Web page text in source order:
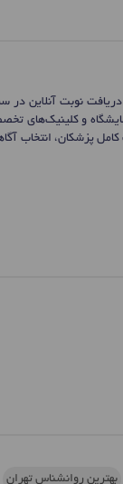
نوبت آنلاین
و کلینیک‌های
پزشکان، انتخاب
بهترین روانشناس تهران